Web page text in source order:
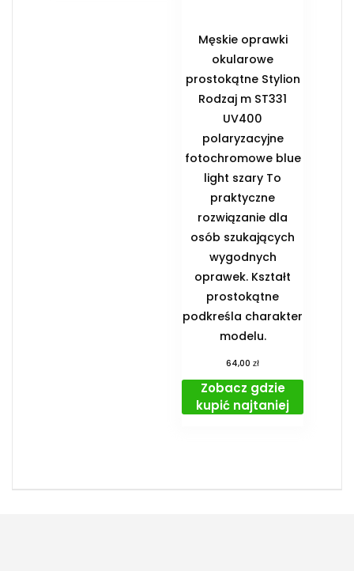
Męskie oprawki
okularowe
prostokątne Stylion
Rodzaj m ST331
UV400
polaryzacyjne
fotochromowe blue
light szary To
praktyczne
rozwiązanie dla
osób szukających
wygodnych
oprawek. Kształt
prostokątne
podkreśla charakter
modelu.
64,00zł
Zobacz gdzie
kupić najtaniej